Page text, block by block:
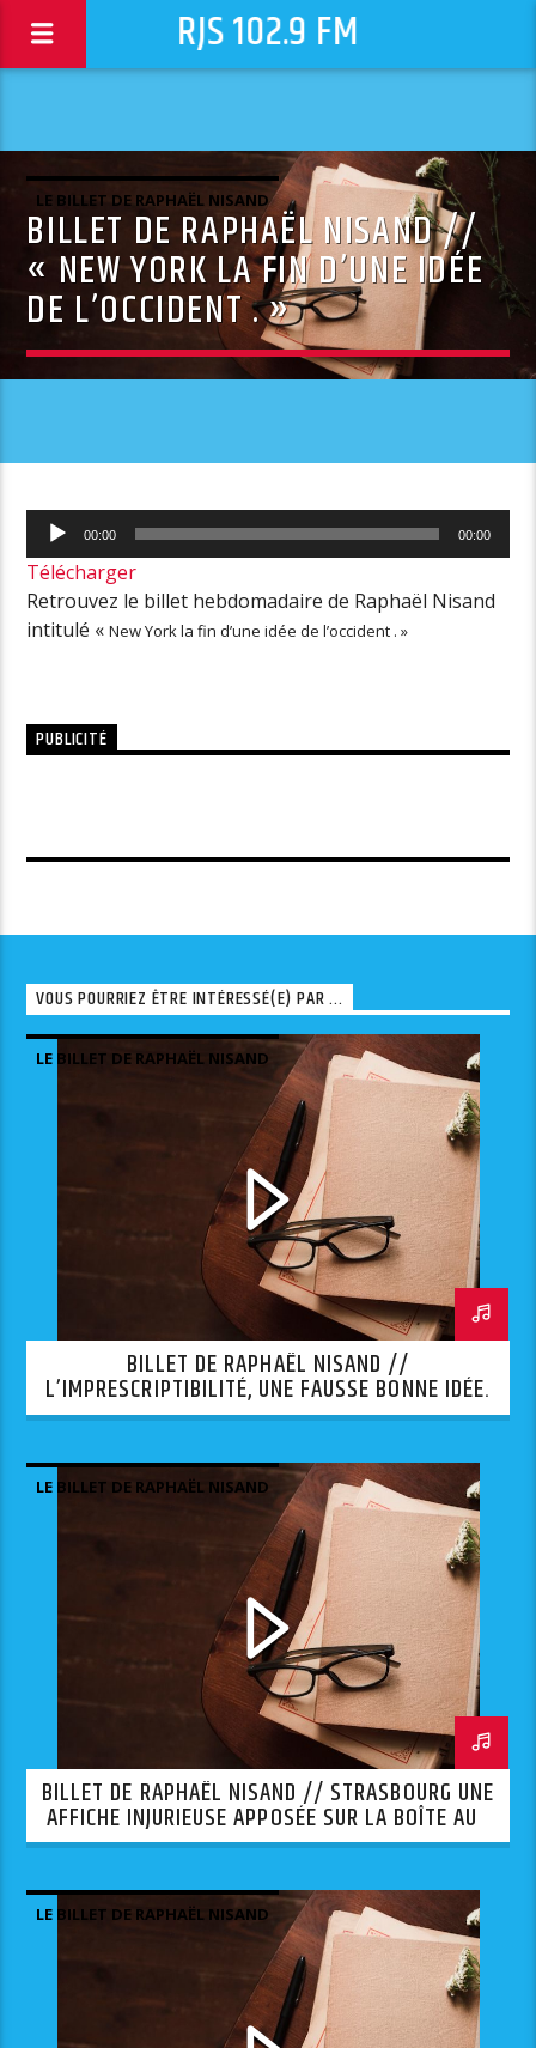
RJS 102.9 FM
LE BILLET DE RAPHAËL NISAND
BILLET DE RAPHAËL NISAND //
« NEW YORK LA FIN D’UNE IDÉE
DE L’OCCIDENT . »
Lecteur
audio
00:00 00:00
Télécharger
Retrouvez le billet hebdomadaire de Raphaël Nisand
intitulé «New York la fin d’une idée de l’occident . »
PUBLICITÉ
VOUS POURRIEZ ÊTRE INTÉRESSÉ(E) PAR ...
LE BILLET DE RAPHAËL NISAND
BILLET DE RAPHAËL NISAND //
L’IMPRESCRIPTIBILITÉ, UNE FAUSSE BONNE IDÉE.
LE BILLET DE RAPHAËL NISAND
BILLET DE RAPHAËL NISAND // STRASBOURG UNE
AFFICHE INJURIEUSE APPOSÉE SUR LA BOÎTE AUX
LETTRES D’UNE SYNAGOGUE.
LE BILLET DE RAPHAËL NISAND